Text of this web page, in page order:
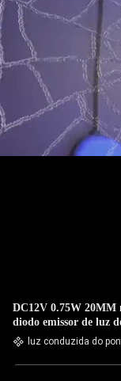
DC12V 0.75W
diodo emissor de luz
luz conduzida do